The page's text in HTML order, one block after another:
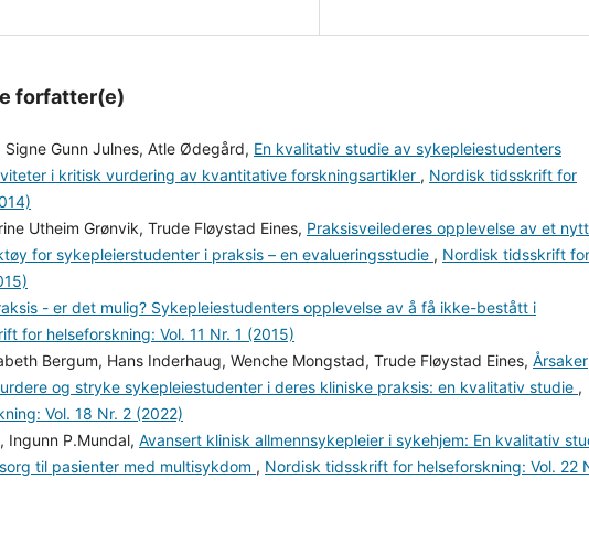
forfatter(e)
Gunn Julnes, Atle Ødegård, En kvalitativ studie av sykepleiestudenters
i kritisk vurdering av kvantitative forskningsartikler , Nordisk tidsskrift for
Utheim Grønvik, Trude Fløystad Eines, Praksisveilederes opplevelse av et nytt
for sykepleierstudenter i praksis – en evalueringsstudie , Nordisk tidsskrift for
- er det mulig? Sykepleiestudenters opplevelse av å få ikke-bestått i
for helseforskning: Vol. 11 Nr. 1 (2015)
Bergum, Hans Inderhaug, Wenche Mongstad, Trude Fløystad Eines, Årsaker
og stryke sykepleiestudenter i deres kliniske praksis: en kvalitativ studie ,
Vol. 18 Nr. 2 (2022)
Ingunn P.Mundal, Avansert klinisk allmennsykepleier i sykehjem: En kvalitativ
til pasienter med multisykdom , Nordisk tidsskrift for helseforskning: Vol. 22